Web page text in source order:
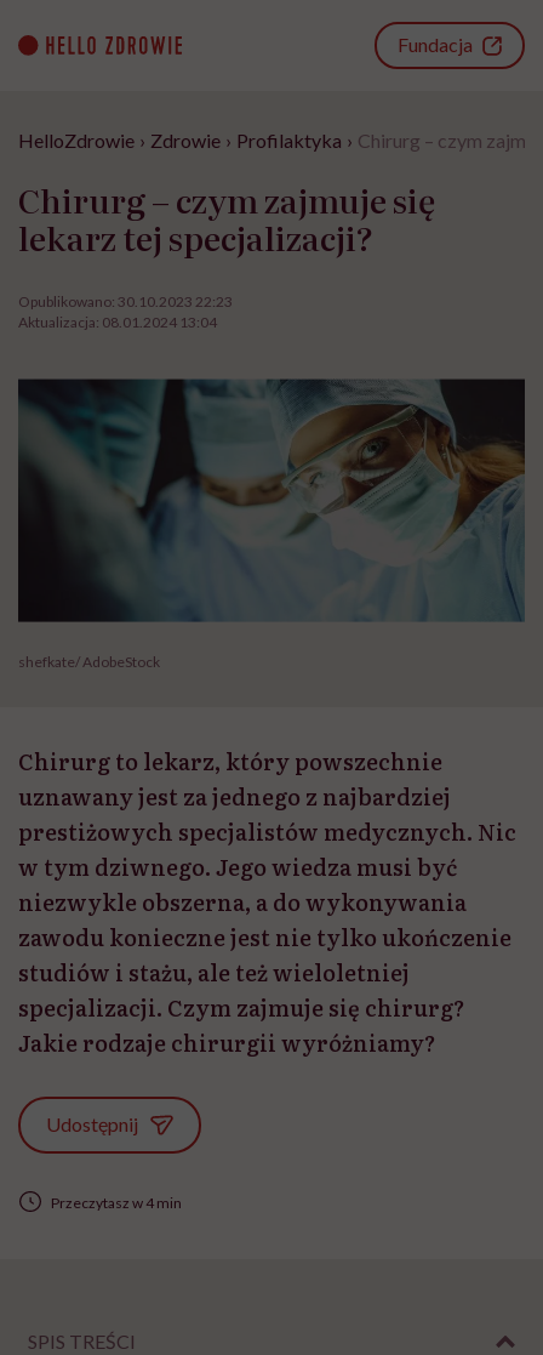
content
Fundacja
HelloZdrowie › Zdrowie › Profilaktyka › Chirurg – czym
Chirurg – czym zajmuje się
lekarz tej specjalizacji?
Opublikowano: 30.10.2023 22:23
Aktualizacja: 08.01.2024 13:04
shefkate/ AdobeStock
Chirurg to lekarz, który powszechnie
uznawany jest za jednego z najbardziej
prestiżowych specjalistów medycznych. Nic
w tym dziwnego. Jego wiedza musi być
niezwykle obszerna, a do wykonywania
zawodu konieczne jest nie tylko ukończenie
studiów i stażu, ale też wieloletniej
specjalizacji. Czym zajmuje się chirurg?
Jakie rodzaje chirurgii wyróżniamy?
Udostępnij
Przeczytasz w 4 min
SPIS TREŚCI